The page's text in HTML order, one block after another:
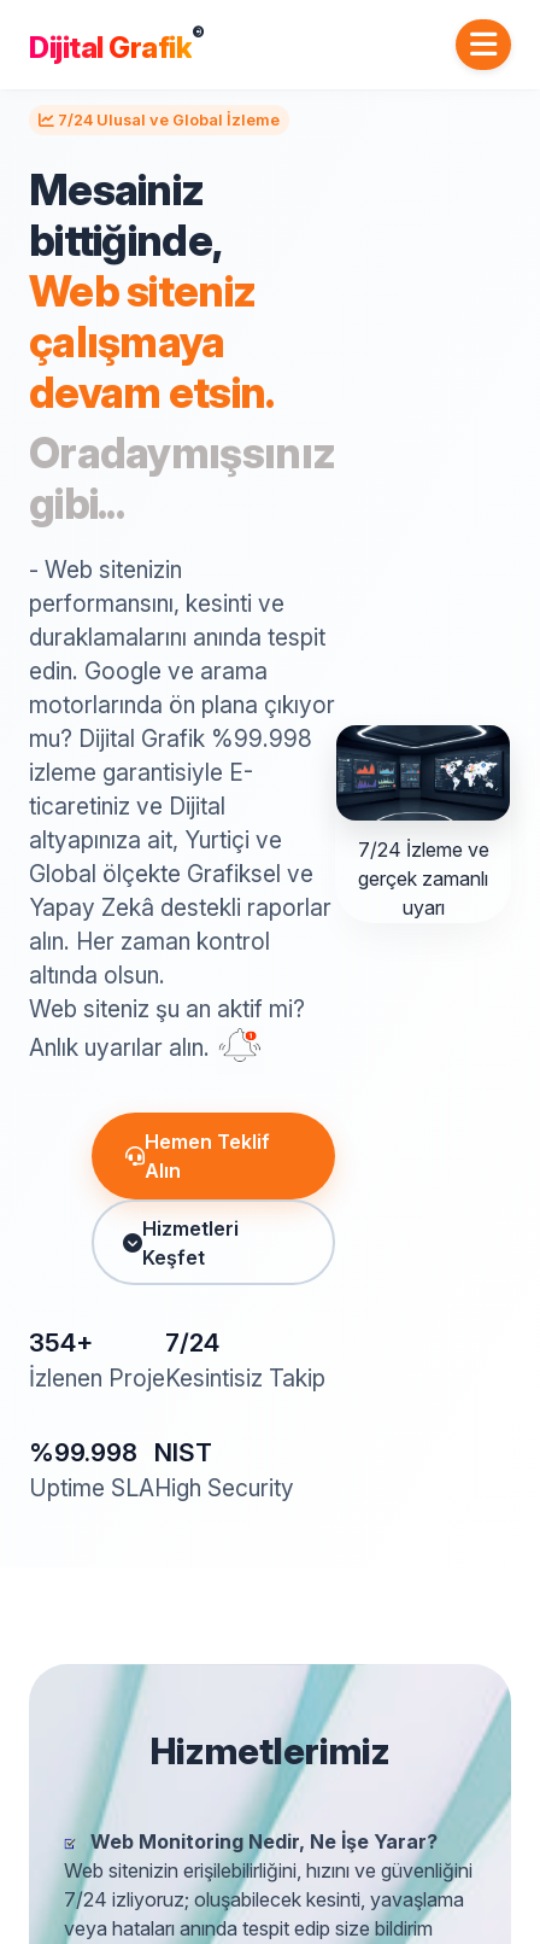
Dijital Grafik©
7/24 Ulusal ve Global İzleme
Mesainiz
bittiğinde,
Web siteniz
çalışmaya
devam etsin.
Oradaymışsınız
gibi...
- Web sitenizin
performansını, kesinti ve
duraklamalarını anında tespit
edin. Google ve arama
motorlarında ön plana çıkıyor
mu? Dijital Grafik %99.998
izleme garantisiyle E-
ticaretiniz ve Dijital
altyapınıza ait, Yurtiçi ve
Global ölçekte Grafiksel ve
Yapay Zekâ destekli raporlar
alın. Her zaman kontrol
altında olsun.
Web siteniz şu an aktif mi?
Anlık uyarılar alın.
Hemen Teklif
Alın
Hizmetleri
Keşfet
354+
İzlenen Proje
7/24
Kesintisiz Takip
%99.998
Uptime SLA
NIST
High Security
7/24 İzleme ve
gerçek zamanlı
uyarı
Hizmetlerimiz
Web Monitoring Nedir, Ne İşe Yarar?
Web sitenizin erişilebilirliğini, hızını ve güvenliğini
7/24 izliyoruz; oluşabilecek kesinti, yavaşlama
veya hataları anında tespit edip size bildirim